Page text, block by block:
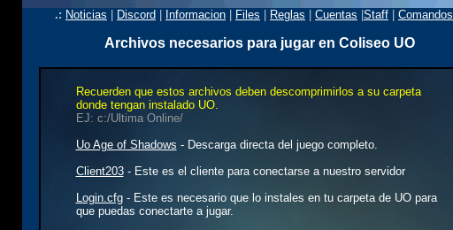
.: Noticias Discord Informacion Files Reglas Cuentas Staff Comandos
Archivos necesarios para jugar en Coliseo UO
Recuerden que estos archivos deben descomprimirlos a su carpeta
donde tengan instalado UO.
EJ: c:/Ultima Online/
Uo Age of Shadows - Descarga directa del juego completo.
Client203- Este es el cliente para conectarse a nuestro servidor
Login.cfg- Este es necesario que lo instales en tu carpeta de UO para
que puedas conectarte a jugar.